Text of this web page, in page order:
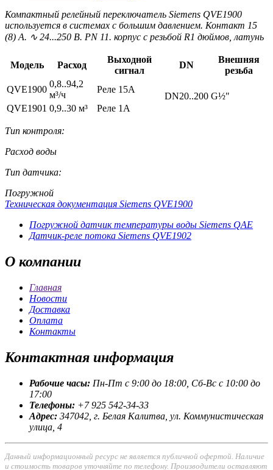
Компактный релейный переключатель Siemens QVE1900
используется в системах с большим давлением. Контакт 15
(8) А. ∿ 24...250 В. PN 11. корпус с резьбой R1 дюймов, латунь
Модель Расход
Выходной
сигнал
DN
Внешняя
резьба
QVE1900
0,8..94,2
м³/ч
Реле 15A
DN20..200 G½"
QVE1901 0,9..30 м³ Реле 1A
Тип контроля:
Расход воды
Тип датчика:
Погружной
Техническая документация Siemens QVE1900
Погружной датчик температуры воды Siemens QAE
Датчик-реле потока Siemens QVE1902
О компании
Главная
Новости
Доставка
Оплата
Контакты
Контактная информация
Рабочие часы: Пн-Пт с 9:00 до 18:00, Сб-Вс с 10:00 до
17:00
Телефоны: +7 925 542-34-33
Адрес: 347042, г. Белая Калитва, ул. Коммунистическая
улица, 4
Данный информационный ресурс не является публичной офертой. Наличие
и стоимость товаров уточняйте по телефону. Производители оставляют